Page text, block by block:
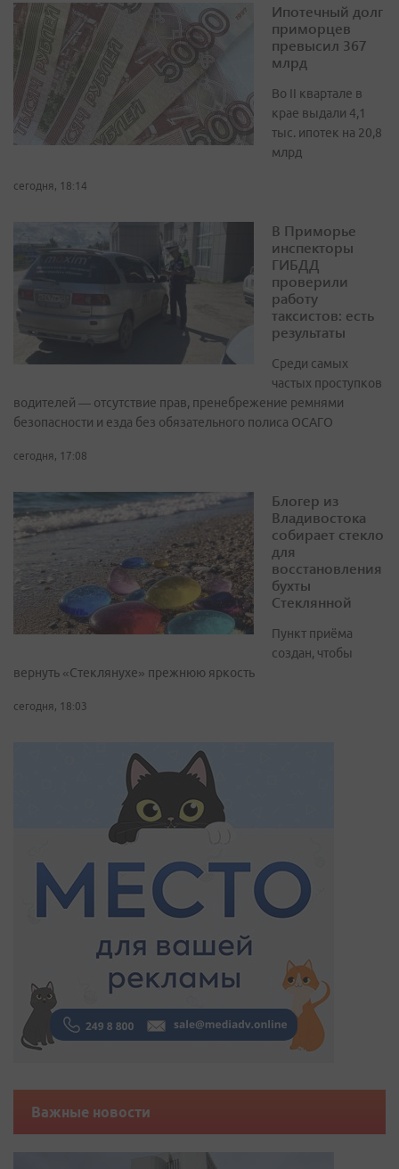
Ипотечный долг
приморцев
превысил 367
млрд
Во II квартале в
крае выдали 4,1
тыс. ипотек на 20,8
млрд
сегодня, 18:14
В Приморье
инспекторы
ГИБДД
проверили
работу
таксистов: есть
результаты
Среди самых
частых проступков
водителей — отсутствие прав, пренебрежение ремнями
безопасности и езда без обязательного полиса ОСАГО
сегодня, 17:08
Блогер из
Владивостока
собирает стекло
для
восстановления
бухты
Стеклянной
Пункт приёма
создан, чтобы
вернуть «Стеклянухе» прежнюю яркость
сегодня, 18:03
Важные новости